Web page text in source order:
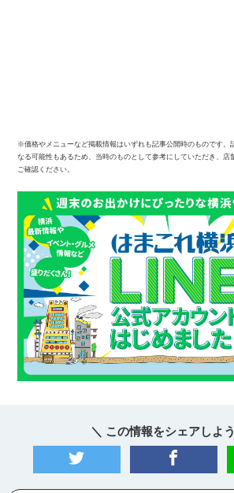
※価格やメニューなど掲載情報はいずれも記事公開時のものです。
なる可能性もあるため、当時のものとして参考にしていただき、店
ご確認ください。
＼ この情報をシェアしよ